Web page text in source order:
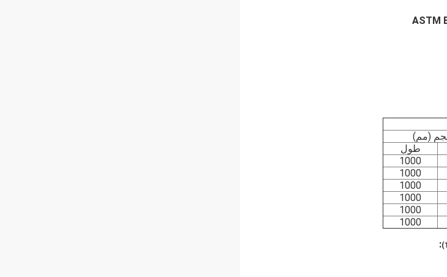
(مم)
طول
1000
1000
1000
1000
1000
1000
: